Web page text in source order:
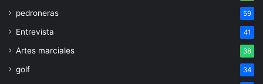
pedroneras 59
Entrevista 41
Artes marciales 38
golf 34